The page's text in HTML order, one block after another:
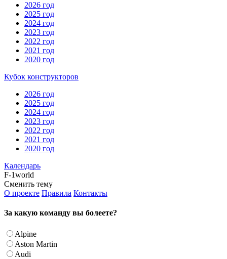
2026 год
2025 год
2024 год
2023 год
2022 год
2021 год
2020 год
Кубок конструкторов
2026 год
2025 год
2024 год
2023 год
2022 год
2021 год
2020 год
Календарь
F-1world
Сменить тему
О проекте Правила Контакты
За какую команду вы болеете?
Alpine
Aston Martin
Audi